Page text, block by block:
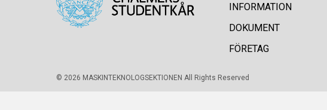
INFORMATION
DOKUMENT
FÖRETAG
© 2026 MASKINTEKNOLOGSEKTIONEN All Rights Reserved